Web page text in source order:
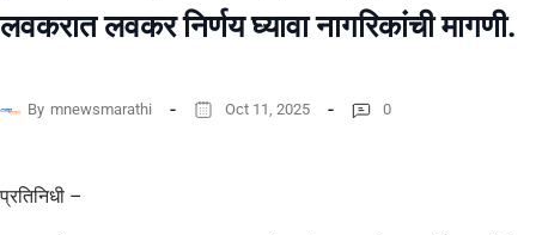
लवकरात लवकर निर्णय घ्यावा नागरिकांची मागणी.
By mnewsmarathi Oct 11, 2025 0
प्रतिनिधी –